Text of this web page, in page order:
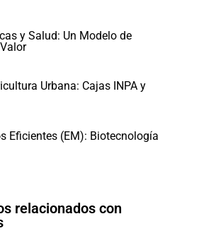
y Salud: Un Modelo de
Urbana: Cajas INPA y
Eficientes (EM): Biotecnología
relacionados con